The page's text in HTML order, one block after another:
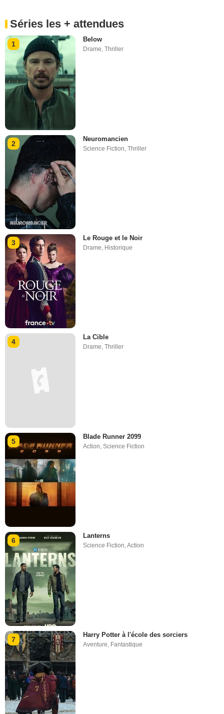
Séries les + attendues
1
Below
Drame,Thriller
2
Neuromancien
Science Fiction ,Thriller
3
Le Rouge et le Noir
Drame, Historique
4
La Cible
Drame,Thriller
5
Blade Runner 2099
Action ,Science Fiction
6
Lanterns
Science Fiction,Action
7
Harry Potter à l'école des sorciers
Aventure, Fantastique